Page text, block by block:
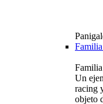
Un
racing
objeto